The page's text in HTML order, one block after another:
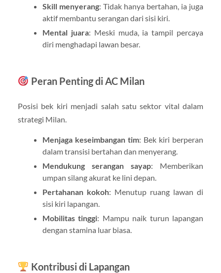
Skill menyerang: Tidak hanya bertahan, ia juga
aktif membantu serangan dari sisi kiri.
Mental juara: Meski muda, ia tampil percaya
diri menghadapi lawan besar.
Peran Penting di AC Milan
Posisi bek kiri menjadi salah satu sektor vital dalam
strategi Milan.
Menjaga keseimbangan tim: Bek kiri berperan
dalam transisi bertahan dan menyerang.
Mendukung serangan sayap: Memberikan
umpan silang akurat ke lini depan.
Pertahanan kokoh: Menutup ruang lawan di
sisi kiri lapangan.
Mobilitas tinggi: Mampu naik turun lapangan
dengan stamina luar biasa.
Kontribusi di Lapangan